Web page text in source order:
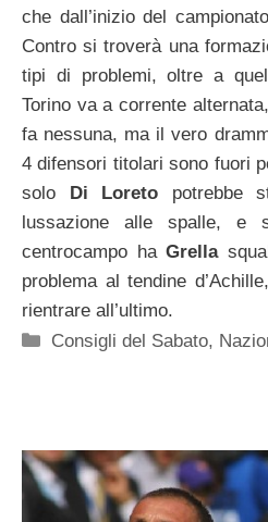
che dall’inizio del
Contro si troverà una
tipi di problemi, oltre a
Torino va a corrente
fa nessuna, ma il vero
4 difensori titolari sono fuori
solo Di Loreto potrebbe
lussazione alle spalle, e
centrocampo haGrella
problema al tendine
rientrare all’ultimo.
Categorie
Consigli del Sabato,